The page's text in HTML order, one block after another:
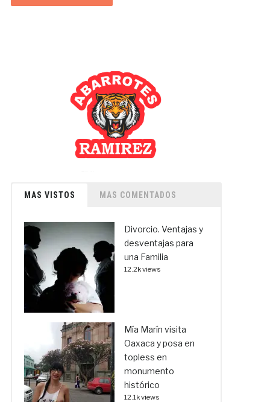
MAS VISTOS MAS COMENTADOS
Divorcio. Ventajas y
desventajas para
una Familia
12.2k views
Mía Marín visita
Oaxaca y posa en
topless en
monumento
histórico
12.1k views